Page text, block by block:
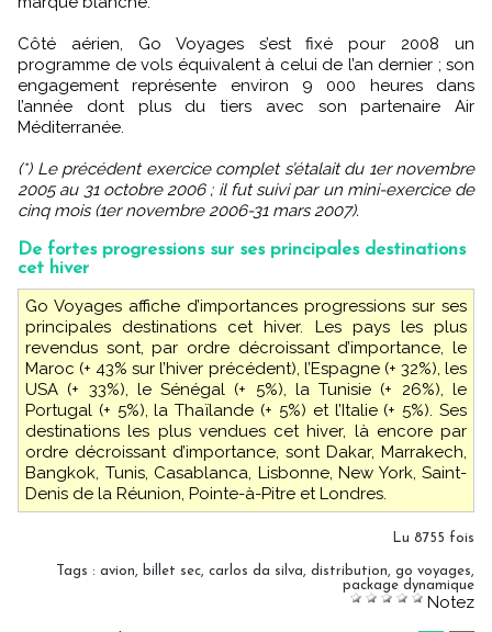
Côté aérien, Go Voyages s’est fixé pour 2008 un
programme de vols équivalent à celui de l’an dernier ; son
engagement représente environ 9 000 heures dans
l’année dont plus du tiers avec son partenaire Air
Méditerranée.
(*) Le précédent exercice complet s’étalait du 1er novembre
2005 au 31 octobre 2006 ; il fut suivi par un mini-exercice de
cinq mois (1er novembre 2006-31 mars 2007).
De fortes progressions sur ses principales destinations
cet hiver
Go Voyages affiche d’importances progressions sur ses
principales destinations cet hiver. Les pays les plus
revendus sont, par ordre décroissant d’importance, le
Maroc (+ 43% sur l’hiver précédent), l’Espagne (+ 32%), les
USA (+ 33%), le Sénégal (+ 5%), la Tunisie (+ 26%), le
Portugal (+ 5%), la Thaïlande (+ 5%) et l’Italie (+ 5%). Ses
destinations les plus vendues cet hiver, là encore par
ordre décroissant d’importance, sont Dakar, Marrakech,
Bangkok, Tunis, Casablanca, Lisbonne, New York, Saint-
Denis de la Réunion, Pointe-à-Pitre et Londres.
Lu 8755 fois
Tags : avion, billet sec, carlos da silva, distribution, go voyages,
package dynamique
Notez